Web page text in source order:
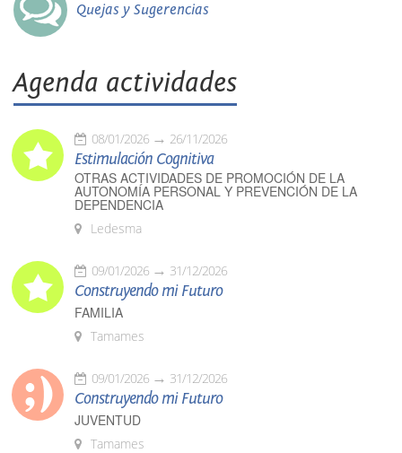
Quejas y Sugerencias
Agenda actividades
08/01/2026 26/11/2026
Estimulación Cognitiva
OTRAS ACTIVIDADES DE PROMOCIÓN DE LA
AUTONOMÍA PERSONAL Y PREVENCIÓN DE LA
DEPENDENCIA
Ledesma
09/01/2026 31/12/2026
Construyendo mi Futuro
FAMILIA
Tamames
09/01/2026 31/12/2026
Construyendo mi Futuro
JUVENTUD
Tamames